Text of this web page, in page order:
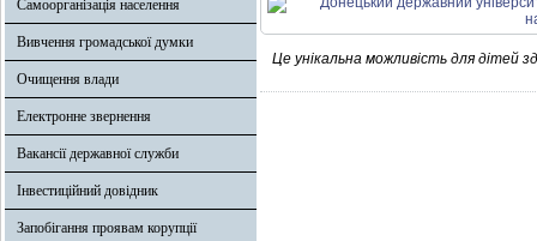
Самоорганізація населення
Вивчення громадської думки
Очищення влади
Електронне звернення
Вакансії державної служби
Інвестиційний довідник
Запобігання проявам корупції
Це унікальна можливість для дітей